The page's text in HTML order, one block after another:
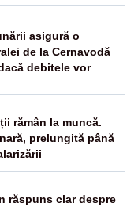
asigură o
de la Cernavodă
debitele vor
rămân la muncă.
prelungită până
răspuns clar despre